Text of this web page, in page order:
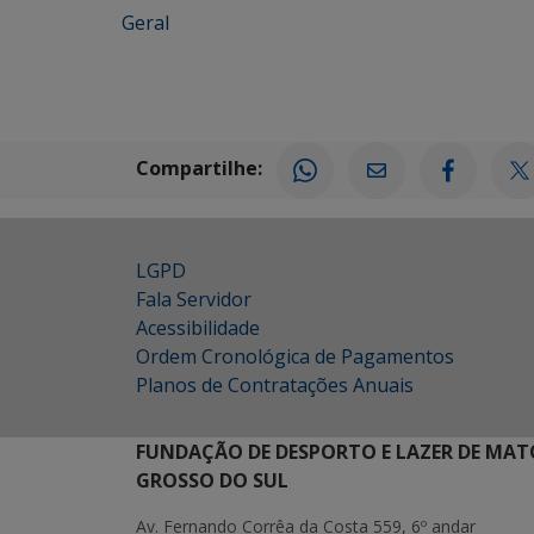
Geral
Compartilhe:
LGPD
Fala Servidor
Acessibilidade
Ordem Cronológica de Pagamentos
Planos de Contratações Anuais
FUNDAÇÃO DE DESPORTO E LAZER DE
GROSSO DO SUL
Av. Fernando Corrêa da Costa 559, 6º andar